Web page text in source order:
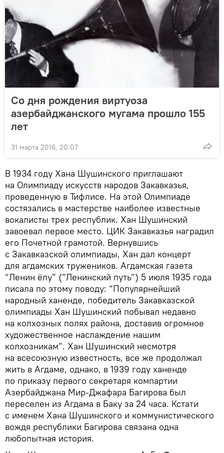
Со дня рождения виртуоза
азербайджанского мугама прошло 155
лет
31 марта 2016, 20:07
В 1934 году Хана Шушинского приглашают
на Олимпиаду искусств народов Закавказья,
проведенную в Тифлисе. На этой Олимпиаде
состязались в мастерстве наиболее известные
вокалисты трех республик. Хан Шушинский
завоевал первое место. ЦИК Закавказья наградил
его Почетной грамотой. Вернувшись
с Закавказской олимпиады, Хан дал концерт
для агдамских тружеников. Агдамская газета
“Ленин ёлу” (”Ленинский путь”) 5 июля 1935 года
писала по этому поводу: “Популярнейший
народный ханенде, победитель Закавказской
олимпиады Хан Шушинский побывал недавно
на колхозных полях района, доставив огромное
художественное наслаждение нашим
колхозникам”. Хан Шушинский несмотря
на всесоюзную известность, все же продолжал
жить в Агдаме, однако, в 1939 году ханенде
по приказу первого секретаря компартии
Азербайджана Мир-Джафара Багирова был
переселен из Агдама в Баку за 24 часа. Кстати
с именем Хана Шушинского и коммунистического
вождя республики Багирова связана одна
любопытная история.